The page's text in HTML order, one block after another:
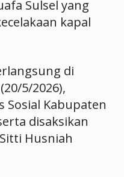
Sulsel yang
kapal
di
5/2026),
Sosial Kabupaten
disaksikan
Husniah